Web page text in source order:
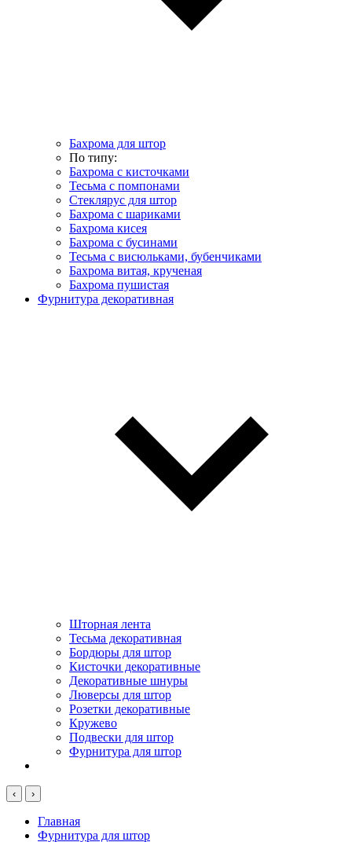
Бахрома для штор
По типу:
Бахрома с кисточками
Тесьма с помпонами
Стеклярус для штор
Бахрома с шариками
Бахрома кисея
Бахрома с бусинами
Тесьма с висюльками, бубенчиками
Бахрома витая, крученая
Бахрома пушистая
Фурнитура декоративная
Шторная лента
Тесьма декоративная
Бордюры для штор
Кисточки декоративные
Декоративные шнуры
Люверсы для штор
Розетки декоративные
Кружево
Подвески для штор
Фурнитура для штор
‹ ›
Главная
Фурнитура для штор